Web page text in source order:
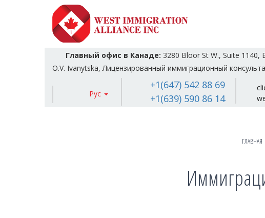
Главный офис в Канаде: 3280 Bloor St W., Suite 1140,
O.V. Ivanytska, Лицензированный иммиграционный
Рус
+1(647) 542 88 69
+1(639) 590 86 14
ГЛАВНАЯ